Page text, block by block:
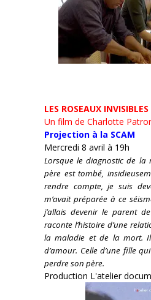
LES ROSEAUX INVISIBLES
Un film de Charlotte
Projection à la SCAM
Mercredi 8 avril à 19h
Lorsque le diagnostic de la
père est tombé,
rendre compte, je suis
m’avait préparée à ce
j’allais devenir le parent
raconte l’histoire d’une
la maladie et de la mort.
d’amour. Celle d’une fille
perdre son père.
Production L'atelier